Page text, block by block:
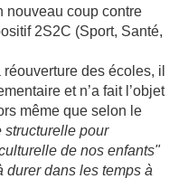
nouveau coup contre
2S2C (Sport, Santé,
des écoles, il
et n’a fait l’objet
même que selon le
structurelle pour
de nos enfants"
durer dans les temps à